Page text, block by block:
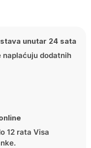
unutar 24 sata
naplaćuju dodatnih
12 rata Visa